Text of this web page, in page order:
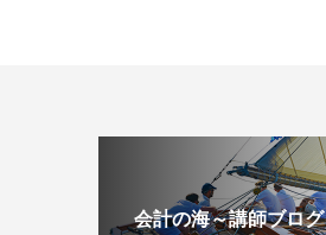
会計の海～講師ブログ